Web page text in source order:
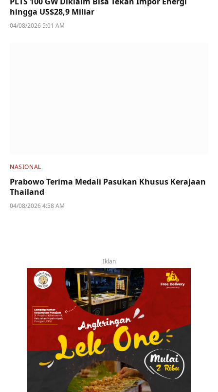
hingga US$28,9 Miliar
04/08/2026 5:01 AM
NASIONAL
Prabowo Terima Medali Pasukan Khusus Kerajaan
Thailand
04/08/2026 4:58 AM
Iklan